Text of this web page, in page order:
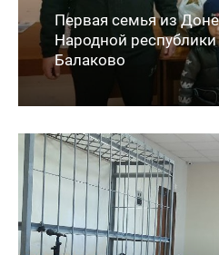
Первая семья из
Народной
Балаково